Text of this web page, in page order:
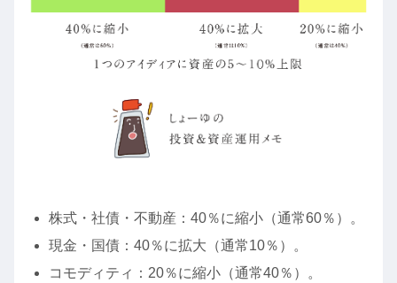
株式・社債・不動産：40％に縮小（通常60％）。
現金・国債：40％に拡大（通常10％）。
コモディティ：20％に縮小（通常40％）。